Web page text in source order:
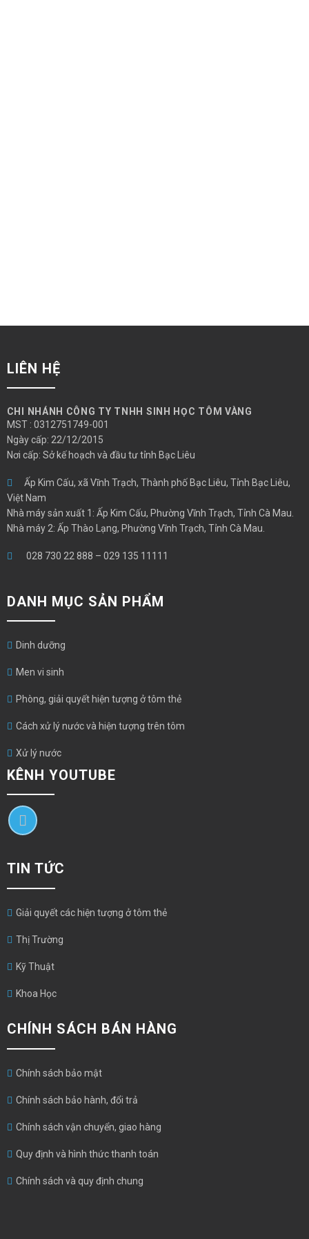
LIÊN HỆ
CHI NHÁNH CÔNG TY TNHH SINH HỌC TÔM VÀNG
MST : 0312751749-001
Ngày cấp: 22/12/2015
Nơi cấp: Sở kế hoạch và đầu tư tỉnh Bạc Liêu
Ấp Kim Cấu, xã Vĩnh Trạch, Thành phố Bạc Liêu, Tỉnh Bạc Liêu,
Việt Nam
Nhà máy sản xuất 1: Ấp Kim Cấu, Phường Vĩnh Trạch, Tỉnh Cà Mau.
Nhà máy 2: Ấp Thào Lạng, Phường Vĩnh Trạch, Tỉnh Cà Mau.
028 730 22 888 – 029 135 11111
DANH MỤC SẢN PHẨM
Dinh dưỡng
Men vi sinh
Phòng, giải quyết hiện tượng ở tôm thẻ
Cách xử lý nước và hiện tượng trên tôm
Xử lý nước
KÊNH YOUTUBE
TIN TỨC
Giải quyết các hiện tượng ở tôm thẻ
Thị Trường
Kỹ Thuật
Khoa Học
CHÍNH SÁCH BÁN HÀNG
Chính sách bảo mật
Chính sách bảo hành, đổi trả
Chính sách vận chuyển, giao hàng
Quy định và hình thức thanh toán
Chính sách và quy định chung